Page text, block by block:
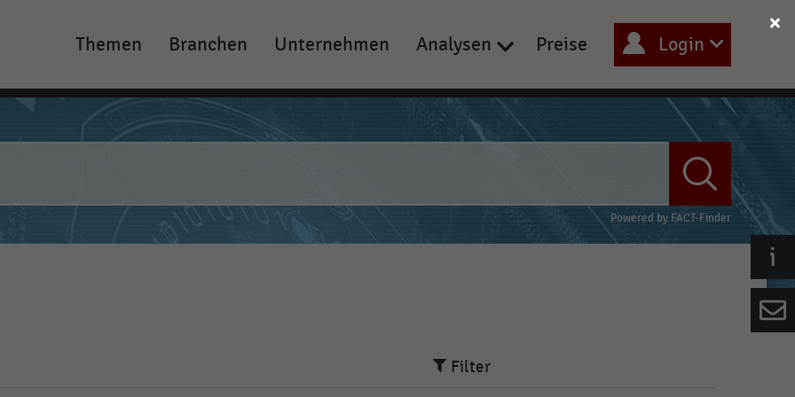
Main
navigation
Themen Branchen Unternehmen Analysen Preise Login
Powered by FACT-Finder
Filter